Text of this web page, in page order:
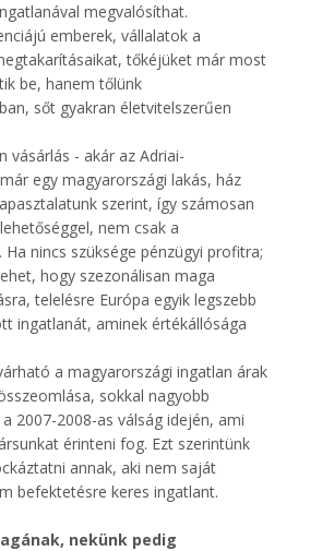
megvalósíthat.
emberek, vállalatok a
tőkéjüket már most
be, hanem tőlünk
sőt gyakran életvitelszerűen
vásárlás - akár az Adriai-
egy magyarországi lakás, ház
szerint, így számosan
nem csak a
nincs szüksége pénzügyi profitra;
hogy szezonálisan maga
telelésre Európa egyik legszebb
ingatlanát, aminek értékállósága
a magyarországi ingatlan árak
sokkal nagyobb
2007-2008-as válság idején, ami
érinteni fog. Ezt szerintünk
annak, aki nem saját
befektetésre keres ingatlant.
nekünk pedig